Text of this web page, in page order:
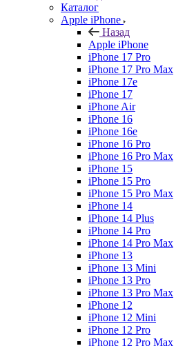
Каталог
Apple iPhone
Назад
Apple iPhone
iPhone 17 Pro
iPhone 17 Pro Max
iPhone 17e
iPhone 17
iPhone Air
iPhone 16
iPhone 16e
iPhone 16 Pro
iPhone 16 Pro Max
iPhone 15
iPhone 15 Pro
iPhone 15 Pro Max
iPhone 14
iPhone 14 Plus
iPhone 14 Pro
iPhone 14 Pro Max
iPhone 13
iPhone 13 Mini
iPhone 13 Pro
iPhone 13 Pro Max
iPhone 12
iPhone 12 Mini
iPhone 12 Pro
iPhone 12 Pro Max